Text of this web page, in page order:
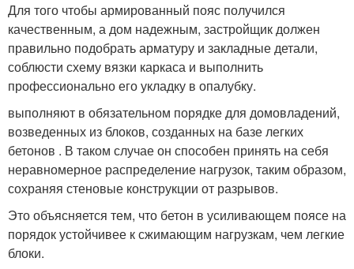
Для того чтобы армированный пояс получился
качественным, а дом надежным, застройщик должен
правильно подобрать арматуру и закладные детали,
соблюсти схему вязки каркаса и выполнить
профессионально его укладку в опалубку.
выполняют в обязательном порядке для домовладений,
возведенных из блоков, созданных на базе легких
бетонов . В таком случае он способен принять на себя
неравномерное распределение нагрузок, таким образом,
сохраняя стеновые конструкции от разрывов.
Это объясняется тем, что бетон в усиливающем поясе на
порядок устойчивее к сжимающим нагрузкам, чем легкие
блоки.